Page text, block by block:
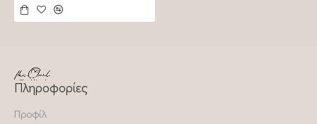
Πληροφορίες
Προφίλ